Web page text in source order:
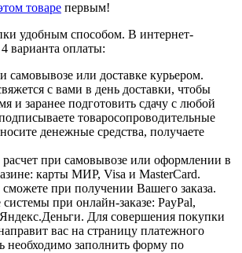
товаре первым!
удобным способом. В интернет-
варианта оплаты:
самовывозе или доставке курьером.
с вами в день доставки, чтобы
и заранее подготовить сдачу с любой
товаросопроводительные
денежные средства, получаете
при самовывозе или оформлении в
карты МИР, Visa и MasterCard.
при получении Вашего заказа.
при онлайн-заказе: PayPal,
Для совершения покупки
вас на страницу платежного
необходимо заполнить форму по